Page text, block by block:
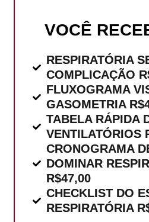
VOCÊ
RESPIRATÓRIA
COMPLICAÇÃO
FLUXOGRAMA
GASOMETRIA
TABELA RÁPIDA
VENTILATÓRIOS
CRONOGRAMA
DOMINAR
R$47,00
CHECKLIST DO
RESPIRATÓRIA